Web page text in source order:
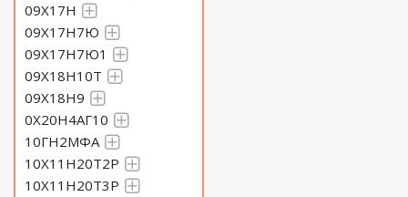
09Х17Н
09Х17Н7Ю
09Х17Н7Ю1
09Х18Н10Т
09Х18Н9
0Х20Н4АГ10
10ГН2МФА
10Х11Н20Т2Р
10Х11Н20Т3Р